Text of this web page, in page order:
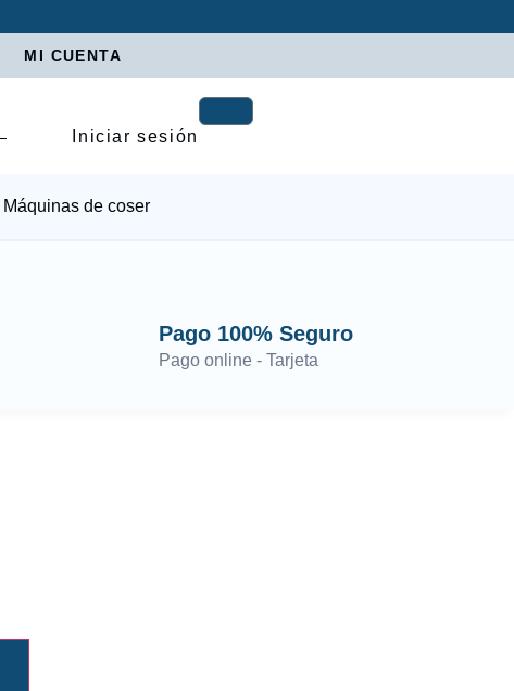
MI CUENTA
Iniciar sesión
Máquinas de coser
Pago 100% Seguro
Pago online - Tarjeta